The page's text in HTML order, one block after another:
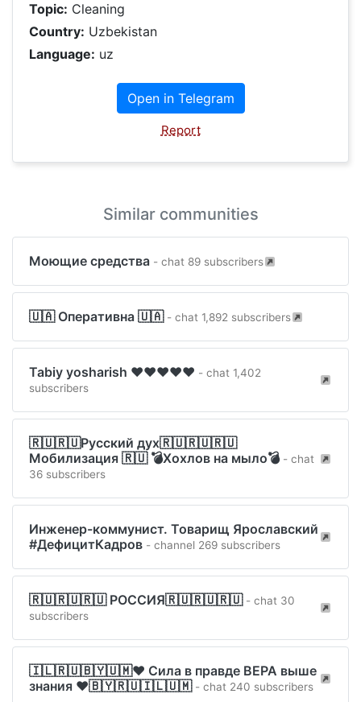
Topic: Cleaning
Country: Uzbekistan
Language: uz
Open in Telegram
Report
Similar communities
Моющие средства - chat 89 subscribers
🇺🇦 Оперативна 🇺🇦 - chat 1,892 subscribers
Tabiy yosharish ❤️❤️❤️❤️❤️ - chat 1,402
subscribers
🇷🇺🇷🇺Русский дух🇷🇺🇷🇺🇷🇺
Мобилизация 🇷🇺 💣Хохлов на мыло💣 - chat
36 subscribers
Инженер-коммунист. Товарищ Ярославский
#ДефицитКадров - channel 269 subscribers
🇷🇺🇷🇺🇷🇺 РОССИЯ🇷🇺🇷🇺🇷🇺 - chat 30
subscribers
🇮🇱🇷🇺🇧🇾🇺🇲❤️ Сила в правде ВЕРА выше
знания ❤️🇧🇾🇷🇺🇮🇱🇺🇲 - chat 240 subscribers